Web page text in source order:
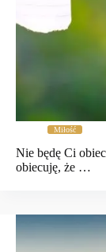
Miłość
Nie będę Ci
obiecuję, że …